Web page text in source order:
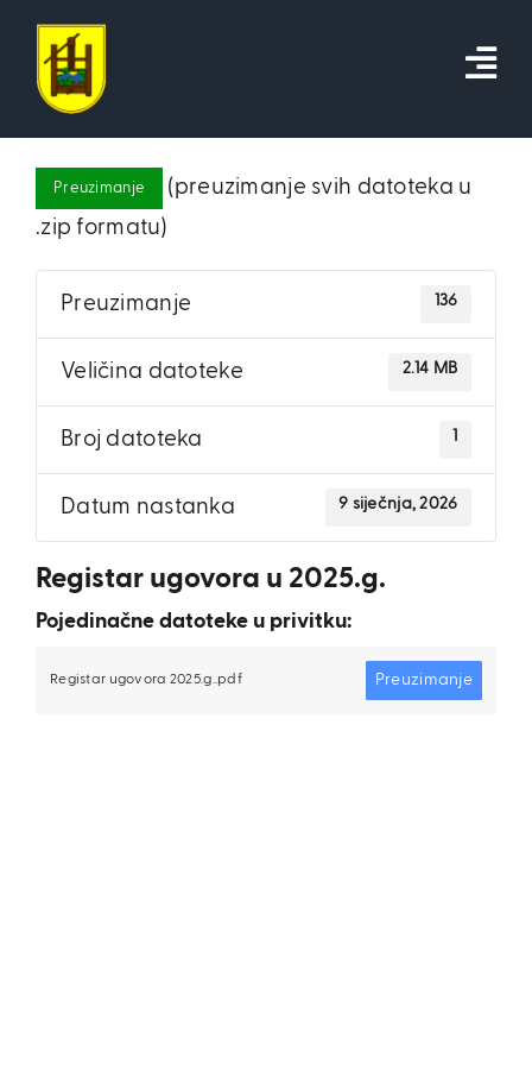
content
Preuzimanje
(preuzimanje svih datoteka u
.zip formatu)
Preuzimanje 136
Veličina datoteke 2.14 MB
Broj datoteka 1
Datum nastanka 9 siječnja, 2026
Registar ugovora u 2025.g.
Pojedinačne datoteke u privitku:
Registar ugovora 2025.g..pdf Preuzimanje